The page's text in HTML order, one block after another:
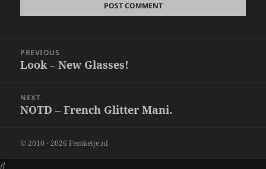
navigation
PREVIOUS
Previous
Look – New Glasses!
NEXT
Next
NOTD – French Glitter Mani.
© 2010 - 2026 Femketje.nl
//